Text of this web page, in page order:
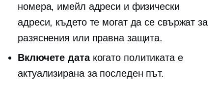
номера, имейл адреси и физически
адреси, където те могат да се свържат за
разяснения или правна защита.
Включете датакогато политиката е
актуализирана за последен път.